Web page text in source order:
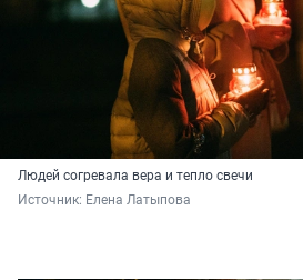
Людей согревала вера и тепло свечи
Источник: Елена Латыпова